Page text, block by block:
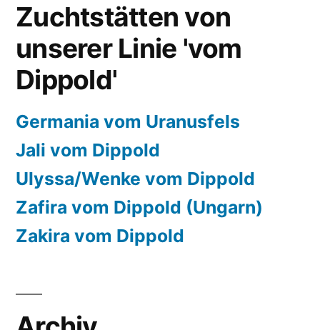
Zuchtstätten von
unserer Linie 'vom
Dippold'
Germania vom Uranusfels
Jali vom Dippold
Ulyssa/Wenke vom Dippold
Zafira vom Dippold (Ungarn)
Zakira vom Dippold